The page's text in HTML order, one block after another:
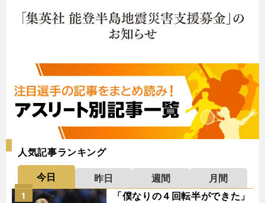
人気記事ランキング
今日 昨日 週間
月間
「僕なりの４回転半ができた」
1